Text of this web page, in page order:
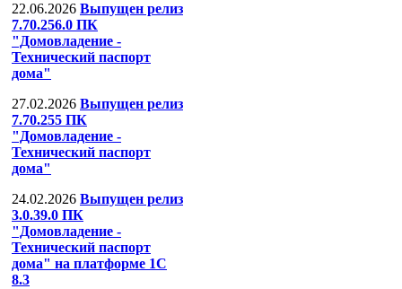
22.06.2026 Выпущен релиз
7.70.256.0 ПК
"Домовладение -
Технический паспорт
дома"
27.02.2026 Выпущен релиз
7.70.255 ПК
"Домовладение -
Технический паспорт
дома"
24.02.2026 Выпущен релиз
3.0.39.0 ПК
"Домовладение -
Технический паспорт
дома" на платформе 1С
8.3